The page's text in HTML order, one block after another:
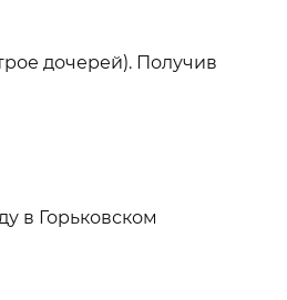
дочерей). Получив
в Горьковском